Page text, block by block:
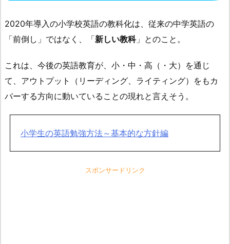
2020年導入の小学校英語の教科化は、従来の中学英語の
「前倒し」ではなく、「新しい教科」とのこと。
これは、今後の英語教育が、小・中・高（・大）を通じ
て、アウトプット（リーディング、ライティング）をもカ
バーする方向に動いていることの現れと言えそう。
小学生の英語勉強方法～基本的な方針編
スポンサードリンク